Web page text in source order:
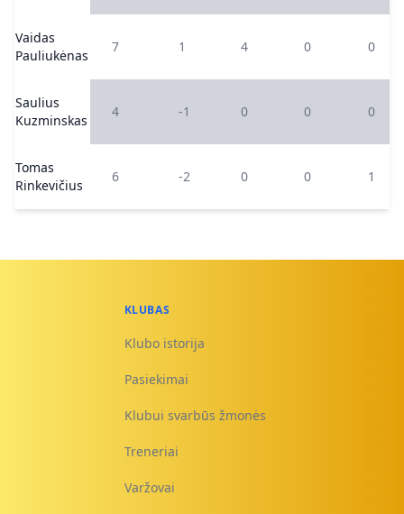
Vaidas
Pauliukėnas
7 1 4 0 0
Saulius
Kuzminskas
4 -1 0 0 0
Tomas
Rinkevičius
6 -2 0 0 1
KLUBAS
Klubo istorija
Pasiekimai
Klubui svarbūs žmonės
Treneriai
Varžovai